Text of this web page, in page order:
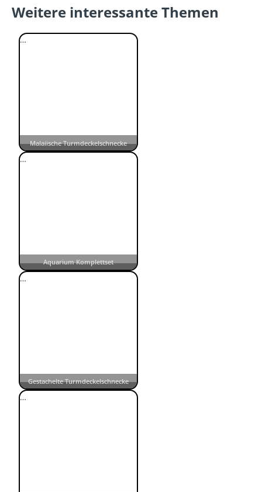
Weitere interessante Themen
Malaiische Turmdeckelschnecke
…
Aquarium Komplettset
…
Gestachelte Turmdeckelschnecke
…
…